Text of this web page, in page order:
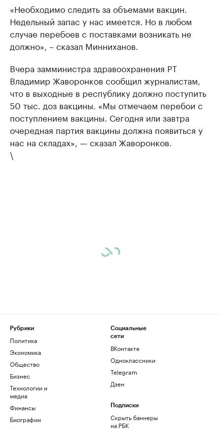
«Необходимо следить за объемами вакцин.
Недельный запас у нас имеется. Но в любом
случае перебоев с поставками возникать не
должно», – сказал Минниханов.
Вчера замминистра здравоохранения РТ
Владимир Жаворонков сообщил журналистам,
что в выходные в республику должно поступить
50 тыс. доз вакцины. «Мы отмечаем перебои с
поступлением вакцины. Сегодня или завтра
очередная партия вакцины должна появиться у
нас на складах», — сказал Жаворонков.
\
Рубрики
Политика
Экономика
Общество
Бизнес
Технологии и
медиа
Финансы
Биографии
Социальные
сети
ВКонтакте
Одноклассники
Telegram
Дзен
Подписки
Скрыть баннеры
на РБК